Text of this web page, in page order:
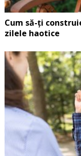
Cum să-ți
zilele haotice